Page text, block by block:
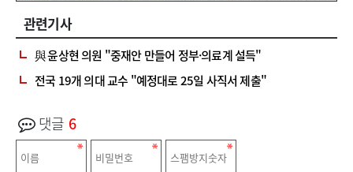
관련기사
與 윤상현 의원 "중재안 만들어 정부·의료계 설득"
전국 19개 의대 교수 "예정대로 25일 사직서 제출"
댓글 6